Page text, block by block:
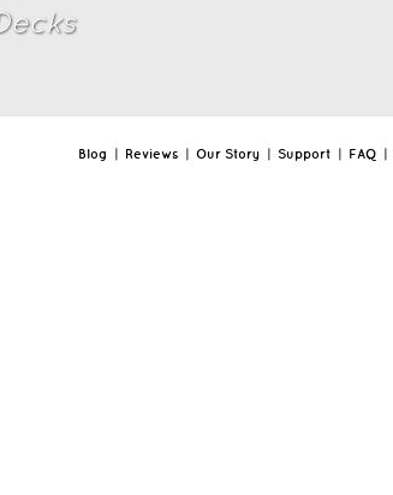
s
Blog | Reviews | Our Story | Support | FAQ |